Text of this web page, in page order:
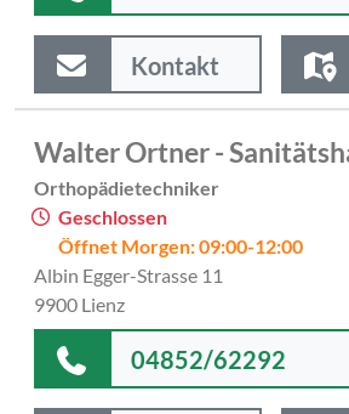
Kontakt
Walter Ortner -
Orthopädietechniker
Geschlossen
Öffnet Morgen: 09:00-12:00
Albin Egger-Strasse 11
9900 Lienz
04852/62292